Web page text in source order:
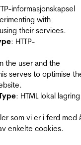
informasjonskapsel
with
their services.
: HTTP-
the user and the
serves to optimise
: HTML lokal lagring
som vi er i ferd med
enkelte cookies.